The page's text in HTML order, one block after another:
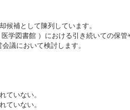
補として陳列しています。
学図書館 ）における引き続いての保管
議において検討します。
ていない。
ていない。